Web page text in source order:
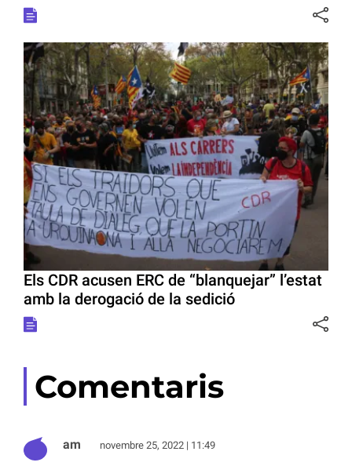
Els CDR acusen ERC de “blanquejar” l’estat
amb la derogació de la sedició
Comentaris
am novembre 25, 2022 | 11:49